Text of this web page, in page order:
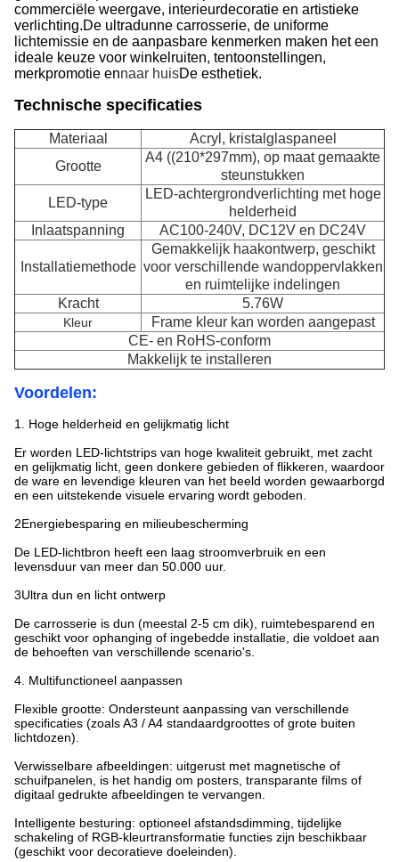
commerciële weergave, interieurdecoratie en artistieke
verlichting.De ultradunne carrosserie, de uniforme
lichtemissie en de aanpasbare kenmerken maken het een
ideale keuze voor winkelruiten, tentoonstellingen,
merkpromotie ennaar huisDe esthetiek.
Technische specificaties
Materiaal
Acryl, kristalglaspaneel
Grootte
A4 ((210*297mm), op maat gemaakte
steunstukken
LED-type
LED-achtergrondverlichting met hoge
helderheid
Inlaatspanning
AC100-240V, DC12V en DC24V
Installatiemethode
Gemakkelijk haakontwerp, geschikt
voor verschillende wandoppervlakken
en ruimtelijke indelingen
Kracht
5.76W
Kleur
Frame kleur kan worden aangepast
CE- en RoHS-conform
Makkelijk te installeren
Voordelen:
1. Hoge helderheid en gelijkmatig licht
Er worden LED-lichtstrips van hoge kwaliteit gebruikt, met zacht
en gelijkmatig licht, geen donkere gebieden of flikkeren, waardoor
de ware en levendige kleuren van het beeld worden gewaarborgd
en een uitstekende visuele ervaring wordt geboden.
2Energiebesparing en milieubescherming
De LED-lichtbron heeft een laag stroomverbruik en een
levensduur van meer dan 50.000 uur.
3Ultra dun en licht ontwerp
De carrosserie is dun (meestal 2-5 cm dik), ruimtebesparend en
geschikt voor ophanging of ingebedde installatie, die voldoet aan
de behoeften van verschillende scenario's.
4. Multifunctioneel aanpassen
Flexible grootte: Ondersteunt aanpassing van verschillende
specificaties (zoals A3 / A4 standaardgroottes of grote buiten
lichtdozen).
Verwisselbare afbeeldingen: uitgerust met magnetische of
schuifpanelen, is het handig om posters, transparante films of
digitaal gedrukte afbeeldingen te vervangen.
Intelligente besturing: optioneel afstandsdimming, tijdelijke
schakeling of RGB-kleurtransformatie functies zijn beschikbaar
(geschikt voor decoratieve doeleinden).